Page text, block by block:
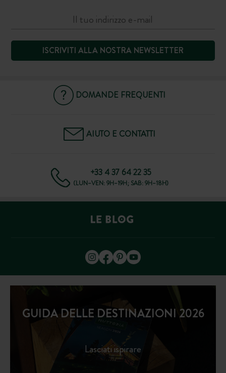
ISCRIVITI ALLA NOSTRA NEWSLETTER
DOMANDE FREQUENTI
AIUTO E CONTATTI
+33 4 37 64 22 35
(LUN–VEN: 9H–19H; SAB: 9H–18H)
GUIDA DELLE DESTINAZIONI 2026
Lasciati ispirare